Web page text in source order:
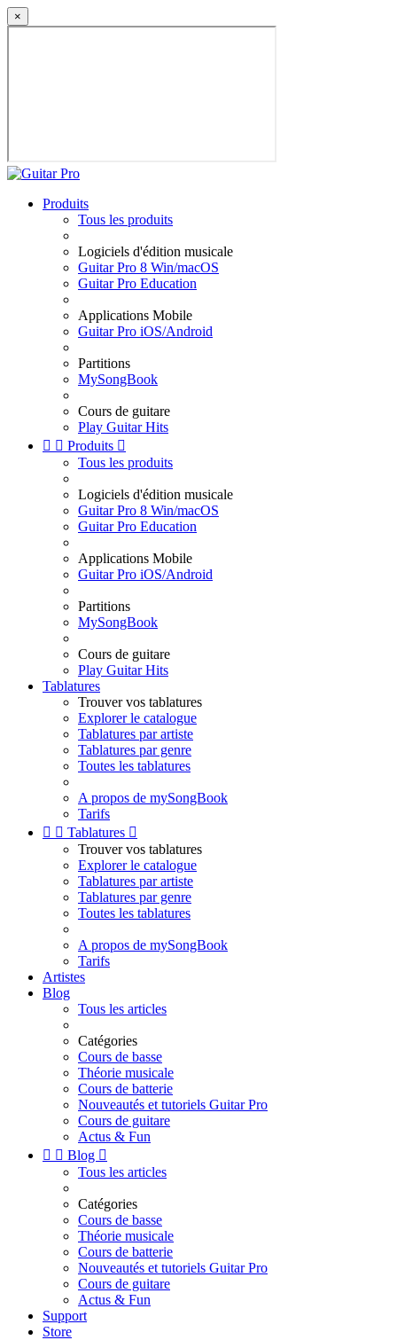
×
Produits
Tous les produits
Logiciels d'édition musicale
Guitar Pro 8 Win/macOS
Guitar Pro Education
Applications Mobile
Guitar Pro iOS/Android
Partitions
MySongBook
Cours de guitare
Play Guitar Hits
  Produits 
Tous les produits
Logiciels d'édition musicale
Guitar Pro 8 Win/macOS
Guitar Pro Education
Applications Mobile
Guitar Pro iOS/Android
Partitions
MySongBook
Cours de guitare
Play Guitar Hits
Tablatures
Trouver vos tablatures
Explorer le catalogue
Tablatures par artiste
Tablatures par genre
Toutes les tablatures
A propos de mySongBook
Tarifs
  Tablatures 
Trouver vos tablatures
Explorer le catalogue
Tablatures par artiste
Tablatures par genre
Toutes les tablatures
A propos de mySongBook
Tarifs
Artistes
Blog
Tous les articles
Catégories
Cours de basse
Théorie musicale
Cours de batterie
Nouveautés et tutoriels Guitar Pro
Cours de guitare
Actus & Fun
  Blog 
Tous les articles
Catégories
Cours de basse
Théorie musicale
Cours de batterie
Nouveautés et tutoriels Guitar Pro
Cours de guitare
Actus & Fun
Support
Store